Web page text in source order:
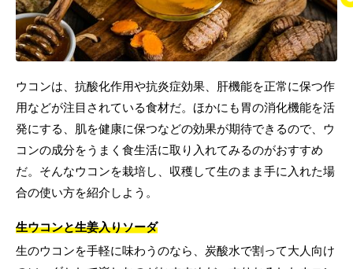
ウコンは、抗酸化作用や抗炎症効果、肝機能を正常に保つ作
用などが注目されている食材だ。ほかにも胃の消化機能を活
発にする、肌を健康に保つなどの効果が期待できるので、ウ
コンの成分をうまく食生活に取り入れてみるのがおすすめ
だ。そんなウコンを栽培し、収穫して生のまま手に入れた場
合の使い方を紹介しよう。
生ウコンと生姜入りソーダ
生のウコンを手軽に味わうのなら、炭酸水で割って大人向け